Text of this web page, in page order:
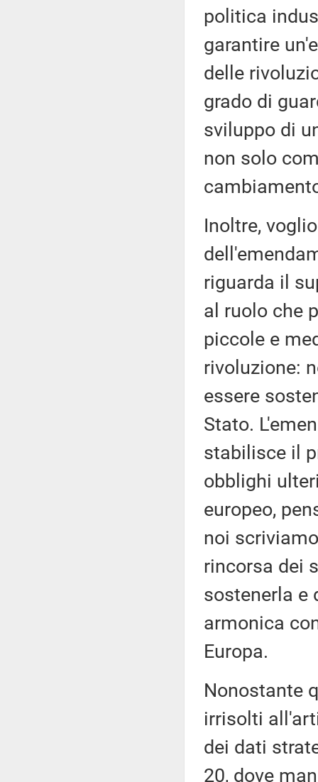
politica
garantire
delle
grado di
sviluppo di
non solo
Inoltre,
riguarda il
al ruolo che
piccole e
rivoluzione:
essere
Stato.
stabilisce il
obblighi
europeo,
noi
rincorsa dei
sostenerla e
armonica
Europa.
Nonostante
irrisolti
dei dati
20, dove